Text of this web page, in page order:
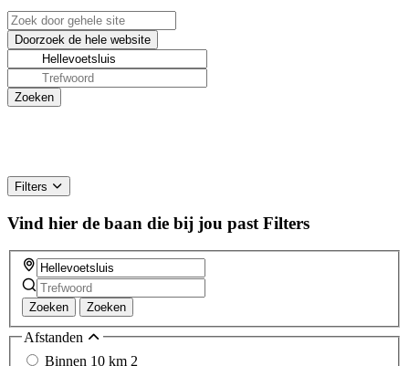
Filters
Vind hier de baan die bij jou past Filters
Zoeken Zoeken
Afstanden
Binnen 10 km 2